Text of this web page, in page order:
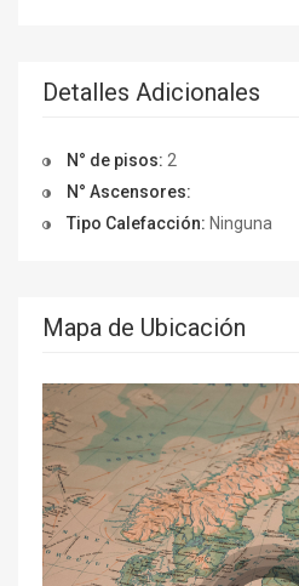
Detalles Adicionales
N° de pisos: 2
N° Ascensores:
Tipo Calefacción: Ninguna
Mapa de Ubicación